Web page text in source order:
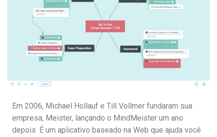
Em 2006, Michael Hollauf e Till Vollmer fundaram sua
empresa, Meister, lançando o MindMeister um ano
depois. É um aplicativo baseado na Web que ajuda você